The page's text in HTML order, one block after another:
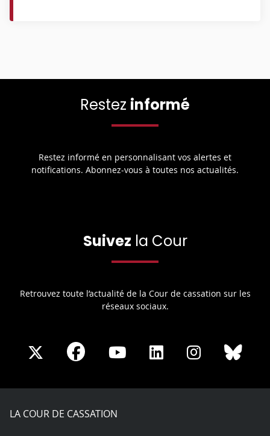
Restez informé
Restez informé en personnalisant vos alertes et
notifications. Abonnez-vous à toutes nos actualités.
Suivez la Cour
Retrouvez toute l’actualité de la Cour de cassation sur les
réseaux sociaux.
Share
X
Share
Facebook
Share
Youtube
Share
LinkedIn
Share
Instagram
LA COUR DE CASSATION